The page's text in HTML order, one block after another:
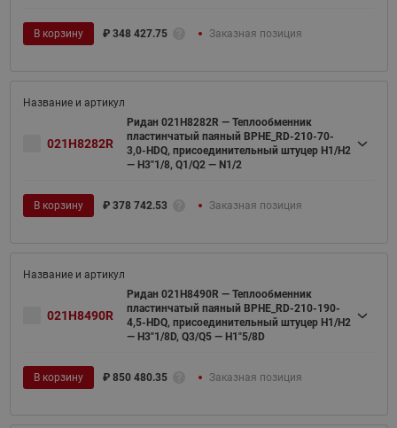
В корзину ₽ 348 427.75 Заказная позиция
021H8282R
Ридан 021H8282R — Теплообменник
пластинчатый паяный BPHE_RD-210-70-
3,0-HDQ, присоединительный штуцер H1/H2
— H3"1/8, Q1/Q2 — N1/2
В корзину ₽ 378 742.53 Заказная позиция
021H8490R
Ридан 021H8490R — Теплообменник
пластинчатый паяный BPHE_RD-210-190-
4,5-HDQ, присоединительный штуцер H1/H2
— H3"1/8D, Q3/Q5 — H1"5/8D
В корзину ₽ 850 480.35 Заказная позиция